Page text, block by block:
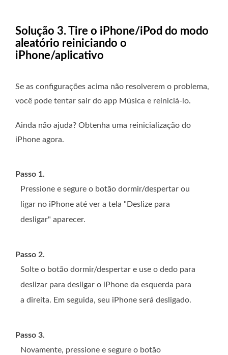
Solução 3. Tire o iPhone/iPod do modo
aleatório reiniciando o
iPhone/aplicativo
Se as configurações acima não resolverem o problema,
você pode tentar sair do app Música e reiniciá-lo.
Ainda não ajuda? Obtenha uma reinicialização do
iPhone agora.
Passo 1.
Pressione e segure o botão dormir/despertar ou
ligar no iPhone até ver a tela "Deslize para
desligar" aparecer.
Passo 2.
Solte o botão dormir/despertar e use o dedo para
deslizar para desligar o iPhone da esquerda para
a direita. Em seguida, seu iPhone será desligado.
Passo 3.
Novamente, pressione e segure o botão